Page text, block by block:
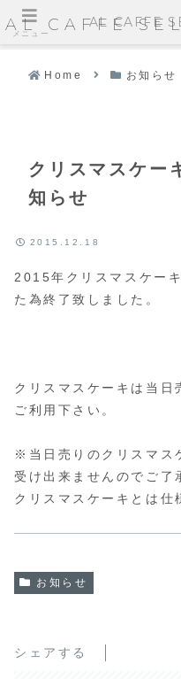
AL CAFFE
Home お知らせ
クリスマスケー
知らせ
2015.12.18
2015年クリスマスケー
た為終了致しました。
クリスマスケーキは当日
ご利用下さい。
※当日売りのクリスマス
受け出来ませんのでご了
クリスマスケーキとは仕
お知らせ
シェアする
メニュー
AL CAFFE